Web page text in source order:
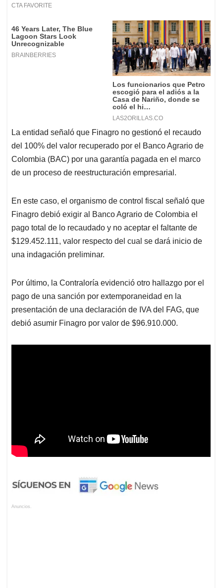
La entidad señaló que Finagro no gestionó el recaudo
del 100% del valor recuperado por el Banco Agrario de
Colombia (BAC) por una garantía pagada en el marco
de un proceso de reestructuración empresarial.
En este caso, el organismo de control fiscal señaló que
Finagro debió exigir al Banco Agrario de Colombia el
pago total de lo recaudado y no aceptar el faltante de
$129.452.111, valor respecto del cual se dará inicio de
una indagación preliminar.
Por último, la Contraloría evidenció otro hallazgo por el
pago de una sanción por extemporaneidad en la
presentación de una declaración de IVA del FAG, que
debió asumir Finagro por valor de $96.910.000.
Anuncios.